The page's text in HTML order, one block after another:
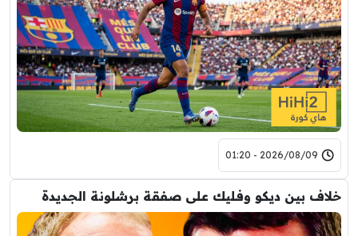
2026/08/09 - 01:20
خلاف بين ديكو وفليك على صفقة برشلونة الجديدة